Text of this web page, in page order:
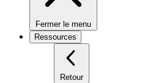
Fermer le menu
Ressources
Retour